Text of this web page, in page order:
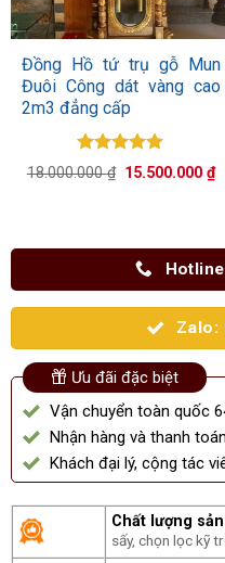
Đồng Hồ tứ trụ gỗ Mun
Đuôi Công dát vàng cao
2m3 đẳng cấp
Được xếp
hạng
18.000.000₫ Giá
15.500.000₫
Zalo:
Ưu đãi đặc biệt
Vận chuyển toàn quốc
Nhận hàng và thanh
Khách đại lý, cộng tác
Chất lượng
sấy, chọn lọc kỹ